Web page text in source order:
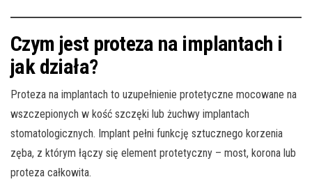
Czym jest proteza na implantach i
jak działa?
Proteza na implantach to uzupełnienie protetyczne mocowane na
wszczepionych w kość szczęki lub żuchwy implantach
stomatologicznych. Implant pełni funkcję sztucznego korzenia
zęba, z którym łączy się element protetyczny – most, korona lub
proteza całkowita.